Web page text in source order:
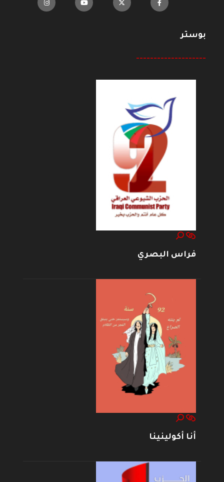
بوستر
--------------------
فراس البصري
أنا أكولينينا